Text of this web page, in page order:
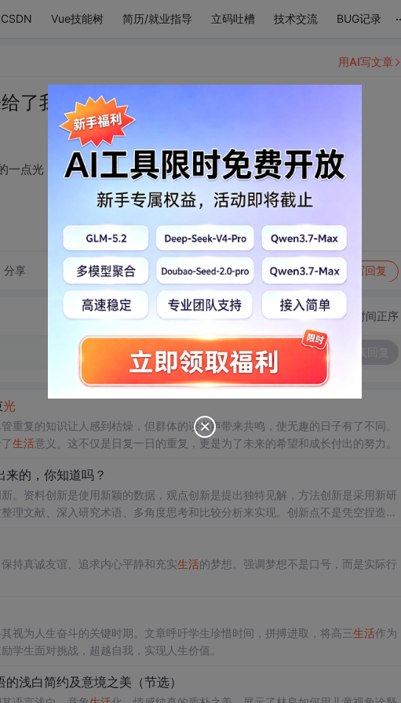
Vue技能树 简历/就业指导 立码吐槽 技术交流 BUG记录
了我天光乍破时的一点光
一点光
分享 转发到动态 举报 写回复
用AI写文章
切换为时间正序
光
重复的知识让人感到枯燥，但群体的读书声带来共鸣，使无趣的日子有了不同。
生活意义。这不仅是日复一日的重复，更是为了未来的希望和成长付出的努力。
的，你知道吗？
。资料创新是使用新颖的数据，观点创新是提出独特见解，方法创新是采用新研
理文献、深入研究术语、多角度思考和比较分析来实现。创新点不是凭空捏造，
持真诚友谊、追求内心平静和充实生活的梦想。强调梦想不是口号，而是实际行
视为人生奋斗的关键时期。文章呼吁学生珍惜时间，拼搏进取，将高三生活作为
学生面对挑战，超越自我，实现人生价值。
浅白简约及意境之美（节选）